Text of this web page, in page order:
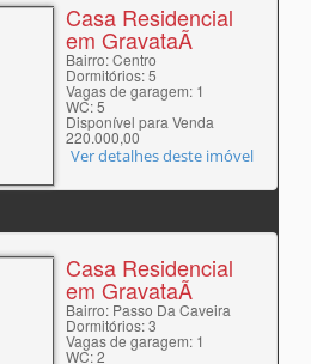
Casa Residencial
em GravataÃ­
Bairro: Centro
Dormitórios: 5
Vagas de garagem: 1
WC: 5
Disponível para Venda
220.000,00
Ver detalhes deste imóvel
Casa Residencial
em GravataÃ­
Bairro: Passo Da Caveira
Dormitórios: 3
Vagas de garagem: 1
WC: 2